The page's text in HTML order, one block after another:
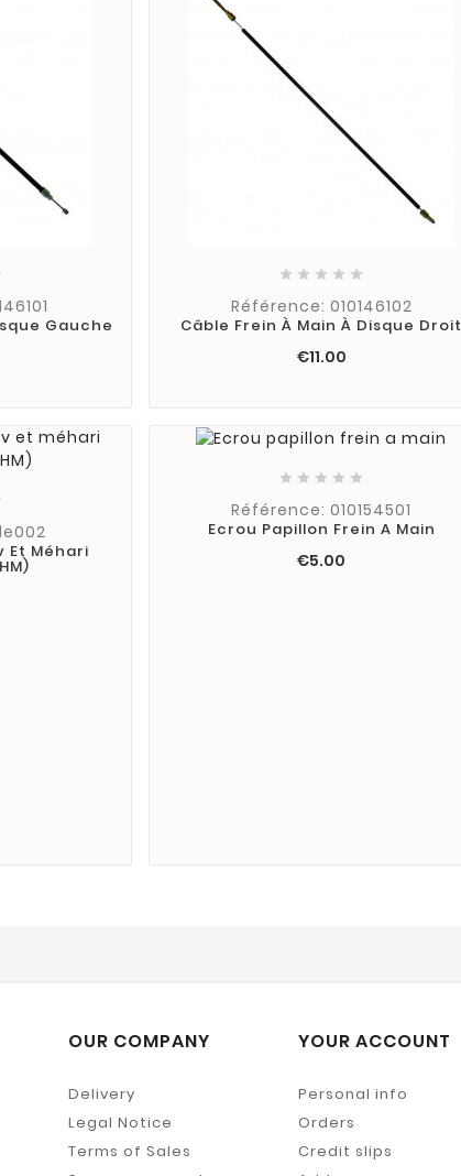
Gauche
    
Référence: 010146102
Câble Frein À Main À Disque Droit
€11.00
Et Méhari
    
Référence: 010154501
Ecrou Papillon Frein A Main
€5.00
OUR COMPANY
Delivery
Legal Notice
Terms of Sales
YOUR ACCOUNT
Personal info
Orders
Credit slips